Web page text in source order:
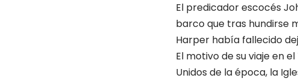
El predicador escocés
barco que tras hundirse
Harper había fallecido
El motivo de su viaje en
Unidos de la época, la